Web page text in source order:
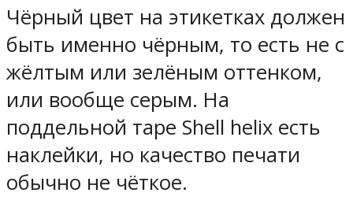
Чёрный цвет на этикетках должен
быть именно чёрным, то есть не с
жёлтым или зелёным оттенком,
или вообще серым. На
поддельной таре Shell helix есть
наклейки, но качество печати
обычно не чёткое.